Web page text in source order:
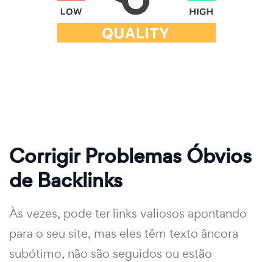
Corrigir Problemas Óbvios
de Backlinks
Às vezes, pode ter links valiosos apontando
para o seu site, mas eles têm texto âncora
subótimo, não são seguidos ou estão